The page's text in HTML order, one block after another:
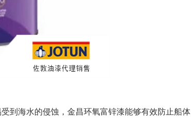
到海水的侵蚀，金昌环氧富锌漆能够有效防止船体